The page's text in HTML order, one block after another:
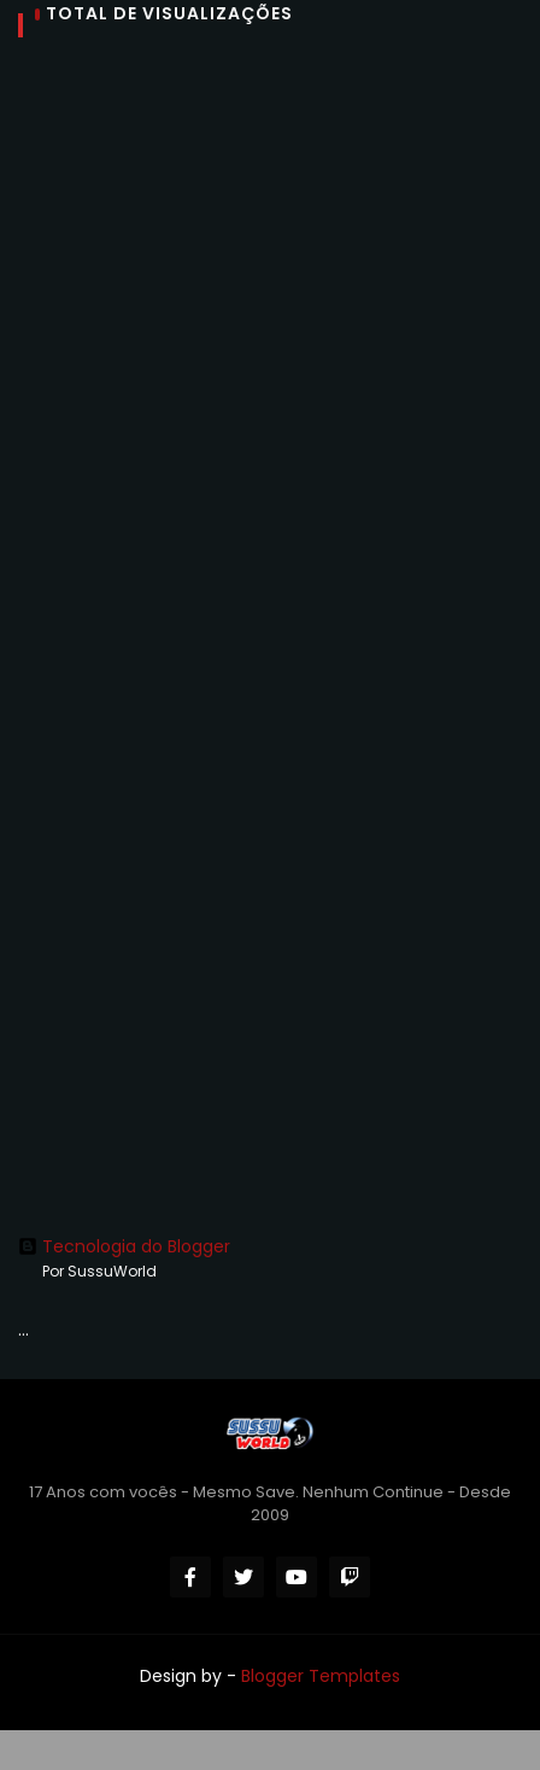
TOTAL DE VISUALIZAÇÕES
Tecnologia do Blogger
Por SussuWorld
...
17 Anos com vocês - Mesmo Save. Nenhum Continue - Desde
2009
Design by - Blogger Templates